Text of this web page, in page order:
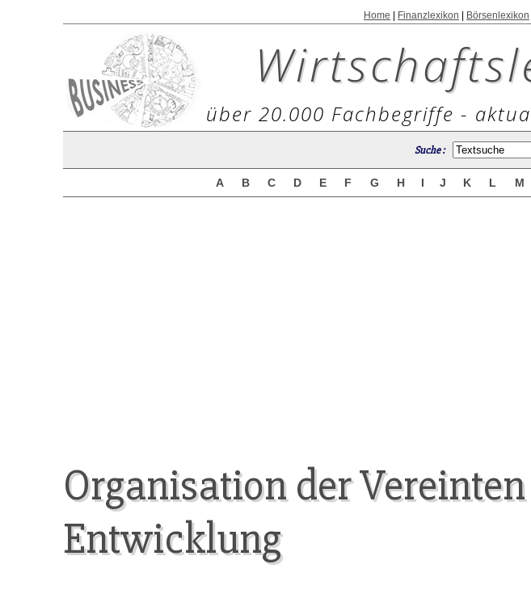
Home Finanzlexikon Börsenlexikon
über 20.000 Fachbegriffe -
Suche :
A B C D E F G H I J K L M
Organisation der
Entwicklung